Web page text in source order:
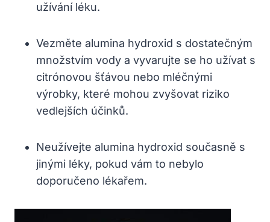
užívání léku.
Vezměte alumina hydroxid s dostatečným
množstvím vody a vyvarujte se ho užívat s
citrónovou šťávou nebo mléčnými
výrobky, které mohou zvyšovat riziko
vedlejších účinků.
Neužívejte alumina hydroxid současně s
jinými léky, pokud vám to nebylo
doporučeno lékařem.